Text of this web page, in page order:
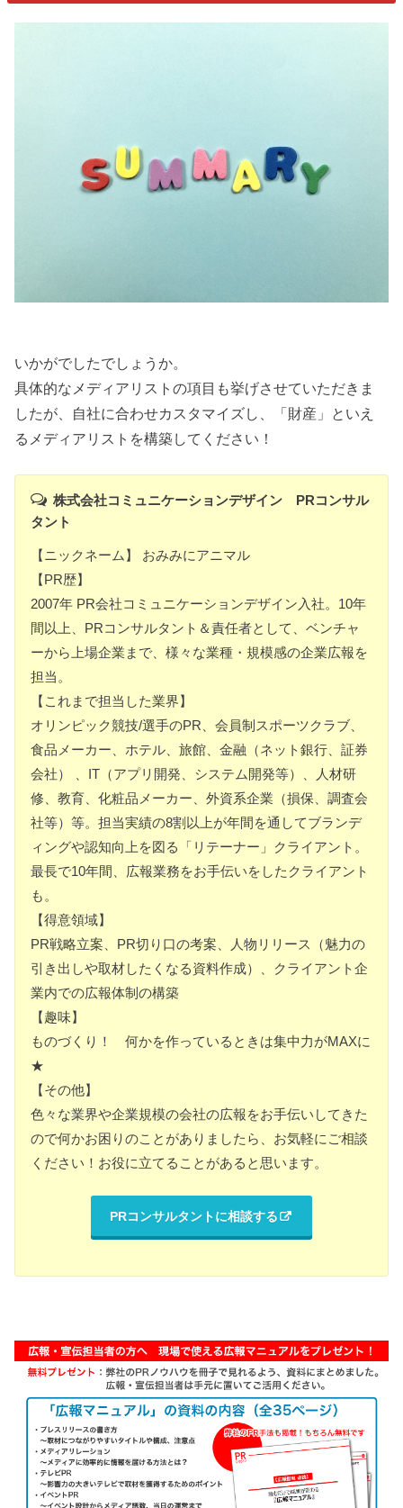
いかがでしたでしょうか。
具体的なメディアリストの項目も挙げさせていただきま
したが、自社に合わせカスタマイズし、「財産」といえ
るメディアリストを構築してください！
株式会社コミュニケーションデザイン PRコンサル
タント
【ニックネーム】 おみみにアニマル
【PR歴】
2007年 PR会社コミュニケーションデザイン入社。10年
間以上、PRコンサルタント＆責任者として、ベンチャ
ーから上場企業まで、様々な業種・規模感の企業広報を
担当。
【これまで担当した業界】
オリンピック競技/選手のPR、会員制スポーツクラブ、
食品メーカー、ホテル、旅館、金融（ネット銀行、証券
会社） 、IT（アプリ開発、システム開発等）、人材研
修、教育、化粧品メーカー、外資系企業（損保、調査会
社等）等。担当実績の8割以上が年間を通してブランデ
ィングや認知向上を図る「リテーナー」クライアント。
最長で10年間、広報業務をお手伝いをしたクライアント
も。
【得意領域】
PR戦略立案、PR切り口の考案、人物リリース（魅力の
引き出しや取材したくなる資料作成）、クライアント企
業内での広報体制の構築
【趣味】
ものづくり！ 何かを作っているときは集中力がMAXに
★
【その他】
色々な業界や企業規模の会社の広報をお手伝いしてきた
ので何かお困りのことがありましたら、お気軽にご相談
ください！お役に立てることがあると思います。
PRコンサルタントに相談する